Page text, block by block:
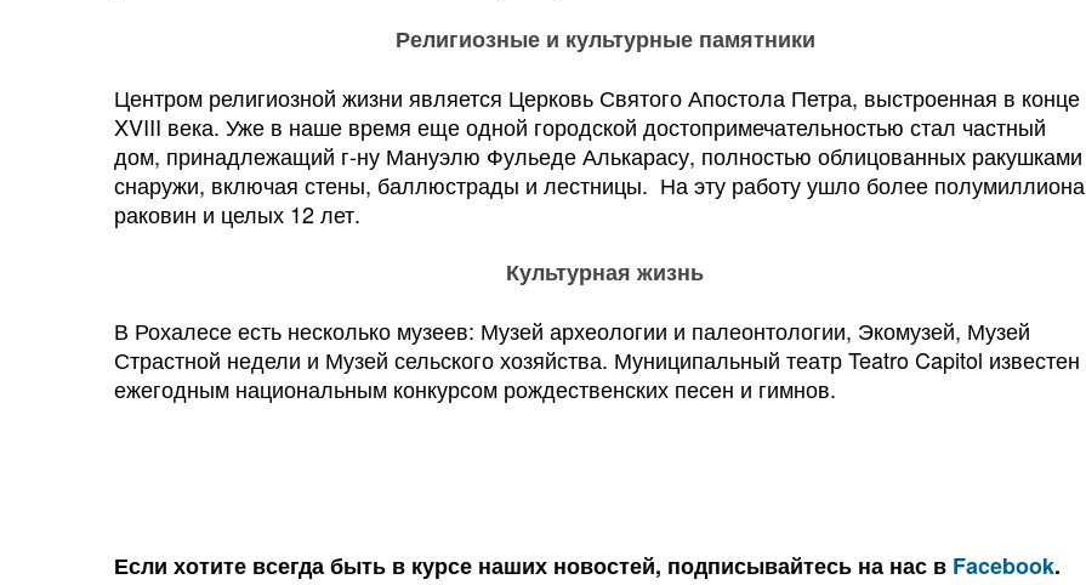
Религиозные и культурные памятники
Центром религиозной жизни является Церковь Святого Апостола Петра, выстроенная в конце
XVIII века. Уже в наше время еще одной городской достопримечательностью стал частный
дом, принадлежащий г-ну Мануэлю Фульеде Алькарасу, полностью облицованных ракушками
снаружи, включая стены, баллюстрады и лестницы. На эту работу ушло более полумиллиона
раковин и целых 12 лет.
Культурная жизнь
В Рохалесе есть несколько музеев: Музей археологии и палеонтологии, Экомузей, Музей
Страстной недели и Музей сельского хозяйства. Муниципальный театр Teatro Capitol известен
ежегодным национальным конкурсом рождественских песен и гимнов.
Если хотите всегда быть в курсе наших новостей, подписывайтесь на нас в Facebook.